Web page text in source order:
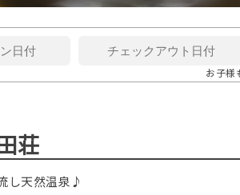
お子様
荘
し天然温泉♪